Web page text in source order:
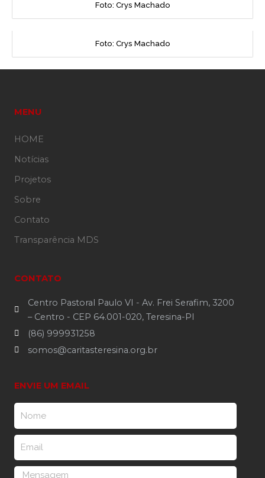
Foto: Crys Machado
Foto: Crys Machado
MENU
HOME
Notícias
Projetos
Sobre
Contato
Transparência MDS
CONTATO
Centro Pastoral Paulo VI - Av. Frei Serafim, 3200
– Centro - CEP 64.001-020, Teresina-PI
(86) 999931258
somos@caritasteresina.org.br
ENVIE UM EMAIL
Mensagem